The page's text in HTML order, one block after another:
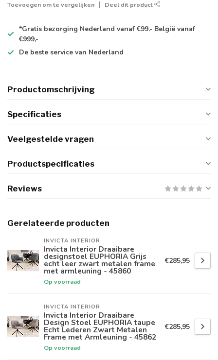
Toevoegen om te vergelijken Deel dit product
*Gratis bezorging Nederland vanaf €99.- België vanaf
€999,-
De beste service van Nederland
Productomschrijving
Specificaties
Veelgestelde vragen
Productspecificaties
Reviews
Gerelateerde producten
INVICTA INTERIOR
Invicta Interior Draaibare
designstoel EUPHORIA Grijs
echt leer zwart metalen frame
met armleuning - 45860
Op voorraad
€285,95
INVICTA INTERIOR
Invicta Interior Draaibare
Design Stoel EUPHORIA taupe
Echt Lederen Zwart Metalen
Frame met Armleuning - 45862
Op voorraad
€285,95